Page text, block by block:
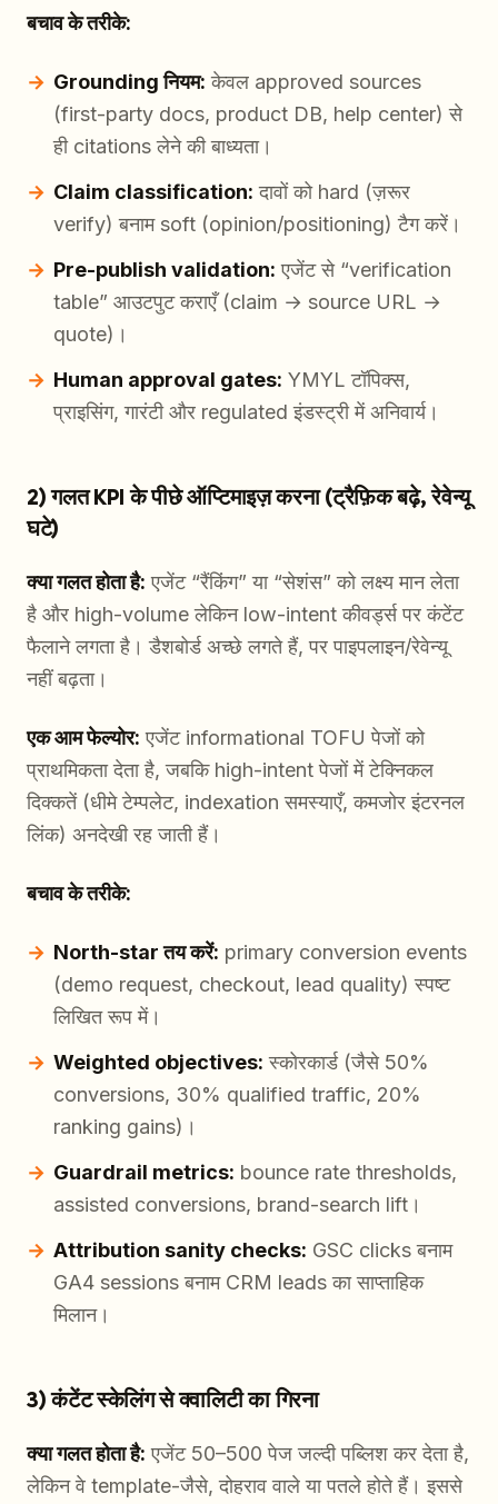
बचाव के तरीके:
Grounding नियम: केवल approved sources
(first-party docs, product DB, help center) से
ही citations लेने की बाध्यता।
Claim classification: दावों को hard (ज़रूर
verify) बनाम soft (opinion/positioning) टैग करें।
Pre-publish validation: एजेंट से “verification
table” आउटपुट कराएँ (claim → source URL →
quote)।
Human approval gates: YMYL टॉपिक्स,
प्राइसिंग, गारंटी और regulated इंडस्ट्री में अनिवार्य।
2) गलत KPI के पीछे ऑप्टिमाइज़ करना (ट्रैफ़िक बढ़े, रेवेन्यू
घटे)
क्या गलत होता है: एजेंट “रैंकिंग” या “सेशंस” को लक्ष्य मान लेता
है और high-volume लेकिन low-intent कीवर्ड्स पर कंटेंट
फैलाने लगता है। डैशबोर्ड अच्छे लगते हैं, पर पाइपलाइन/रेवेन्यू
नहीं बढ़ता।
एक आम फेल्योर: एजेंट informational TOFU पेजों को
प्राथमिकता देता है, जबकि high-intent पेजों में टेक्निकल
दिक्कतें (धीमे टेम्पलेट, indexation समस्याएँ, कमजोर इंटरनल
लिंक) अनदेखी रह जाती हैं।
बचाव के तरीके:
North-star तय करें: primary conversion events
(demo request, checkout, lead quality) स्पष्ट
लिखित रूप में।
Weighted objectives: स्कोरकार्ड (जैसे 50%
conversions, 30% qualified traffic, 20%
ranking gains)।
Guardrail metrics: bounce rate thresholds,
assisted conversions, brand-search lift।
Attribution sanity checks: GSC clicks बनाम
GA4 sessions बनाम CRM leads का साप्ताहिक
मिलान।
3) कंटेंट स्केलिंग से क्वालिटी का गिरना
क्या गलत होता है: एजेंट 50–500 पेज जल्दी पब्लिश कर देता है,
लेकिन वे template-जैसे, दोहराव वाले या पतले होते हैं। इससे